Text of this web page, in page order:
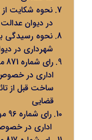
نحوه شکایت از
در دیوان
نحوه رسیدگی
شهرداری در
اداری در
ساخت قبل از
قضایی
اداری در